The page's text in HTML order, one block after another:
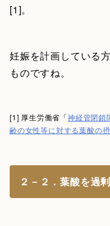
[1]。
妊娠を計画している
ものですね。
[1] 厚生労働省「神経管閉鎖
齢の女性等に対する葉酸の
２－２．葉酸を過